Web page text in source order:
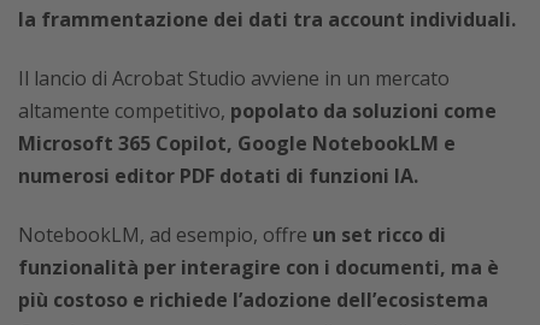
la frammentazione dei dati tra account individuali.
Il lancio di Acrobat Studio avviene in un mercato
altamente competitivo, popolato da soluzioni come
Microsoft 365 Copilot, Google NotebookLM e
numerosi editor PDF dotati di funzioni IA.
NotebookLM, ad esempio, offre un set ricco di
funzionalità per interagire con i documenti, ma è
più costoso e richiede l’adozione dell’ecosistema